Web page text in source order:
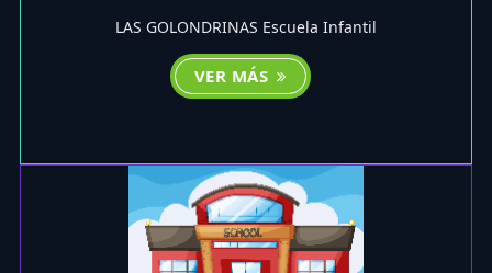
LAS GOLONDRINAS Escuela Infantil
VER MÁS